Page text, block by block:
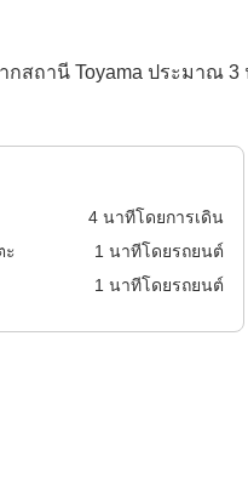
ถานี Toyama ประมาณ
4นาทีโดยการเดิน
ะ
1 นาทีโดยรถยนต์
1 นาทีโดยรถยนต์